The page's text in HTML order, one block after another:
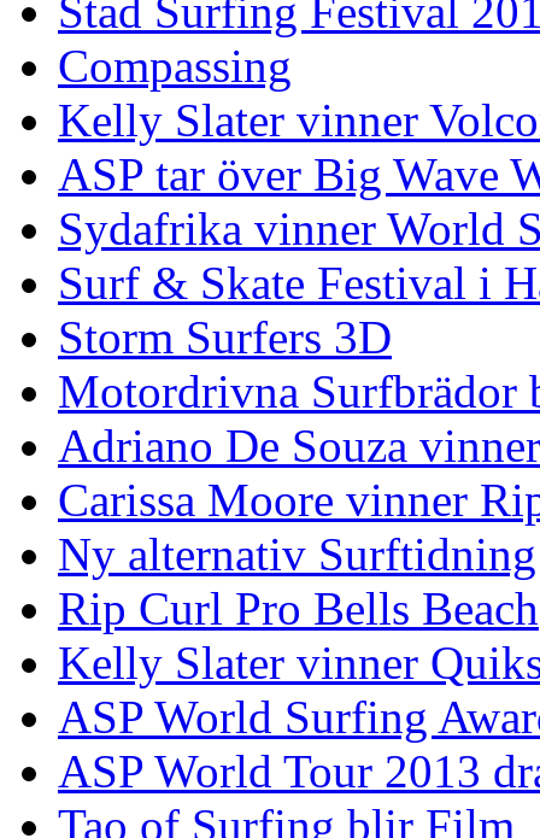
Stad Surfing Festival
Compassing
Kelly Slater vinner
ASP tar över Big Wave
Sydafrika vinner World
Surf & Skate Festival i
Storm Surfers 3D
Motordrivna Surfbrädor
Adriano De Souza
Carissa Moore vinner
Ny alternativ Surftidning
Rip Curl Pro Bells Beach
Kelly Slater vinner
ASP World Surfing
ASP World Tour 2013
Tao of Surfing blir Film